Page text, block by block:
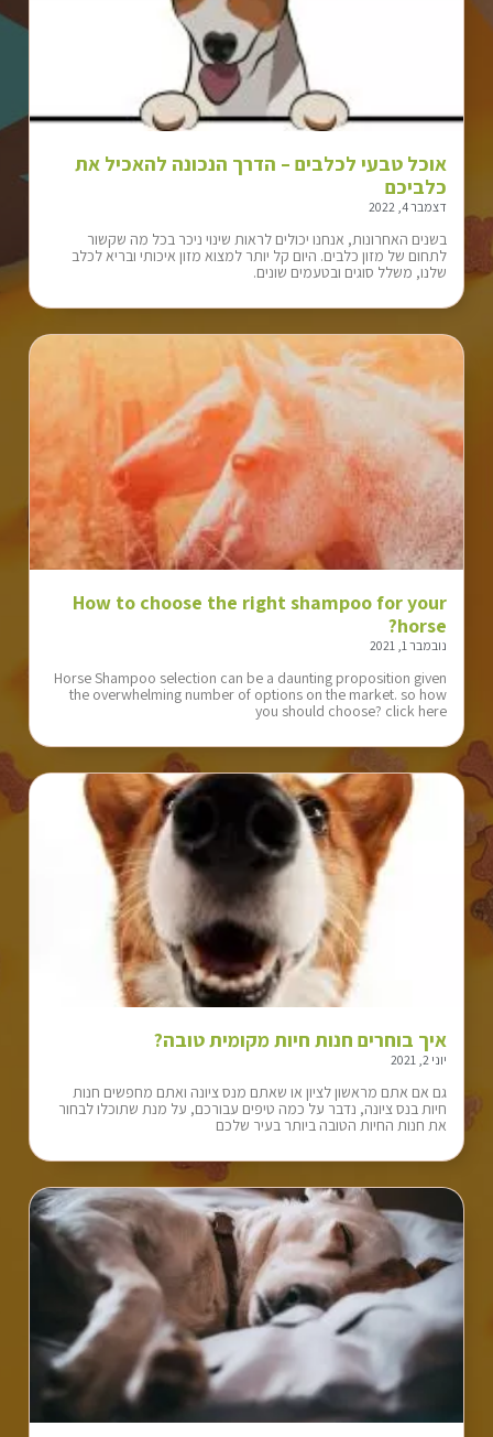
אוכל טבעי לכלבים – הדרך הנכונה להאכיל את
כלביכם
דצמבר 4, 2022
בשנים האחרונות, אנחנו יכולים לראות שינוי ניכר בכל מה שקשור
לתחום של מזון כלבים. היום קל יותר למצוא מזון איכותי ובריא לכלב
שלנו, משלל סוגים ובטעמים שונים.
How to choose the right shampoo for your
horse?
נובמבר 1, 2021
Horse Shampoo selection can be a daunting proposition given
the overwhelming number of options on the market. so how
you should choose? click here
איך בוחרים חנות חיות מקומית טובה?
יוני 2, 2021
גם אם אתם מראשון לציון או שאתם מנס ציונה ואתם מחפשים חנות
חיות בנס ציונה, נדבר על כמה טיפים עבורכם, על מנת שתוכלו לבחור
את חנות החיות הטובה ביותר בעיר שלכם